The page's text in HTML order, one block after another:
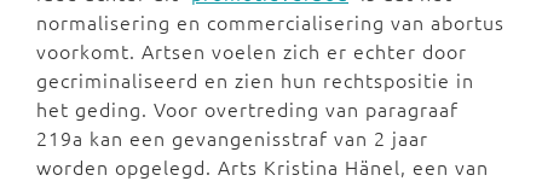
normalisering en commercialisering van abortus
voorkomt. Artsen voelen zich er echter door
gecriminaliseerd en zien hun rechtspositie in
het geding. Voor overtreding van paragraaf
219a kan een gevangenisstraf van 2 jaar
worden opgelegd. Arts Kristina Hänel, een van